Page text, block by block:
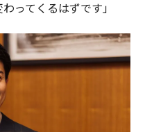
ってくるはずです」